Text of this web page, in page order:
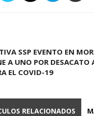
SSP EVENTO EN
A UNO POR DESACATO
EL COVID-19
RELACIONADOS